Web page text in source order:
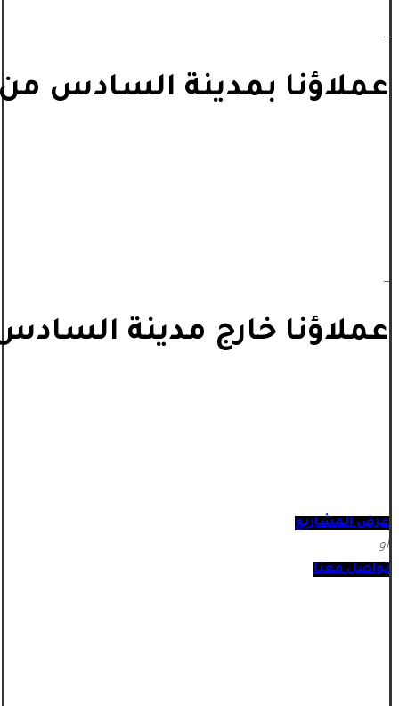
_
عملاؤنا بمدينة السادس من
_
عملاؤنا خارج مدينة
عرض المشاريع
أو
تواصل معنا